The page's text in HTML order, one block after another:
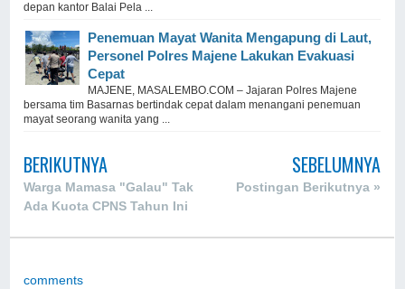
depan kantor Balai Pela ...
Penemuan Mayat Wanita Mengapung di Laut,
Personel Polres Majene Lakukan Evakuasi
Cepat
MAJENE, MASALEMBO.COM – Jajaran Polres Majene
bersama tim Basarnas bertindak cepat dalam menangani penemuan
mayat seorang wanita yang ...
BERIKUTNYA
Warga Mamasa "Galau" Tak
Ada Kuota CPNS Tahun Ini
SEBELUMNYA
Postingan Berikutnya »
comments